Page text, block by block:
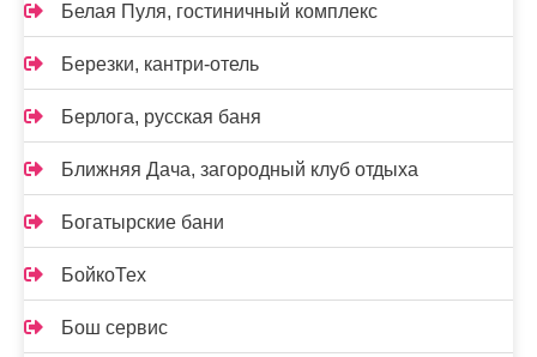
Белая Пуля, гостиничный комплекс
Березки, кантри-отель
Берлога, русская баня
Ближняя Дача, загородный клуб отдыха
Богатырские бани
БойкоТех
Бош сервис